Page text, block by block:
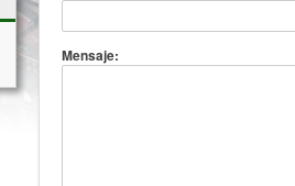
Mensaje: